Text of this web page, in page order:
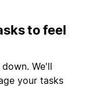
to feel
We'll
your tasks